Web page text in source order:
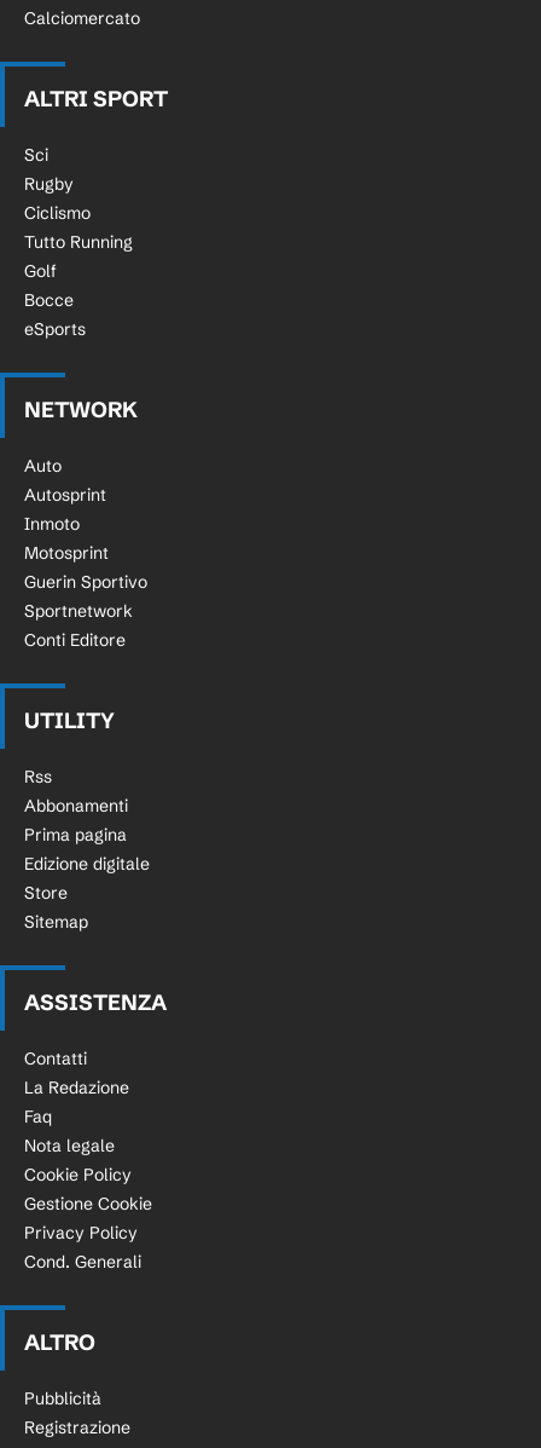
Calciomercato
ALTRI SPORT
Sci
Rugby
Ciclismo
Tutto Running
Golf
Bocce
eSports
NETWORK
Auto
Autosprint
Inmoto
Motosprint
Guerin Sportivo
Sportnetwork
Conti Editore
UTILITY
Rss
Abbonamenti
Prima pagina
Edizione digitale
Store
Sitemap
ASSISTENZA
Contatti
La Redazione
Faq
Nota legale
Cookie Policy
Gestione Cookie
Privacy Policy
Cond. Generali
ALTRO
Pubblicità
Registrazione